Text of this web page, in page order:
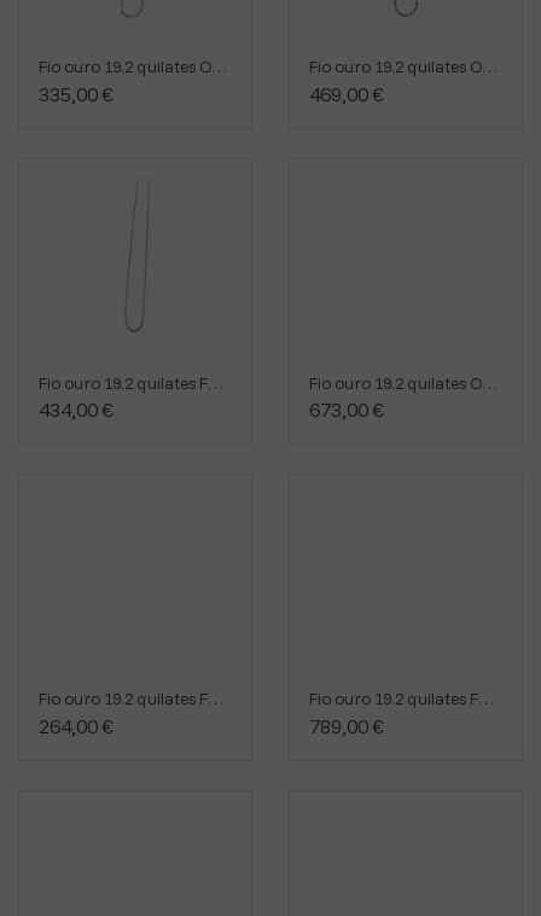
Fio ouro 19.2 quilates OVA0261.00021
335,00 €
Fio ouro 19.2 quilates OVA0634
469,00 €
Fio ouro 19.2 quilates FN8/1/4210545
434,00 €
Fio ouro 19.2 quilates OVA0261.00021
673,00 €
Fio ouro 19.2 quilates FN8/248/730342
264,00 €
Fio ouro 19.2 quilates FN800/1/9201
789,00 €